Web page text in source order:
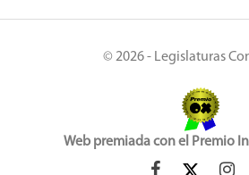
© 2026 - Legislaturas
Web premiada con el Premio